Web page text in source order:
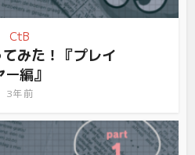
CtB
みた！『プレイ
ー編』
3年 前